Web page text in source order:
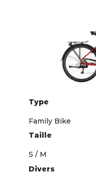
Type
Family Bike
Taille
S / M
Divers